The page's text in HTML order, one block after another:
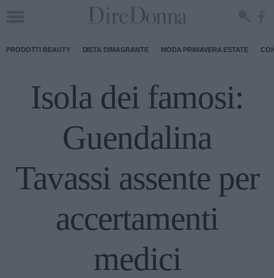
PRODOTTI BEAUTY DIETA DIMAGRANTE MODA PRIMAVERA ESTATE
Isola dei famosi:
Guendalina
Tavassi assente per
accertamenti
medici